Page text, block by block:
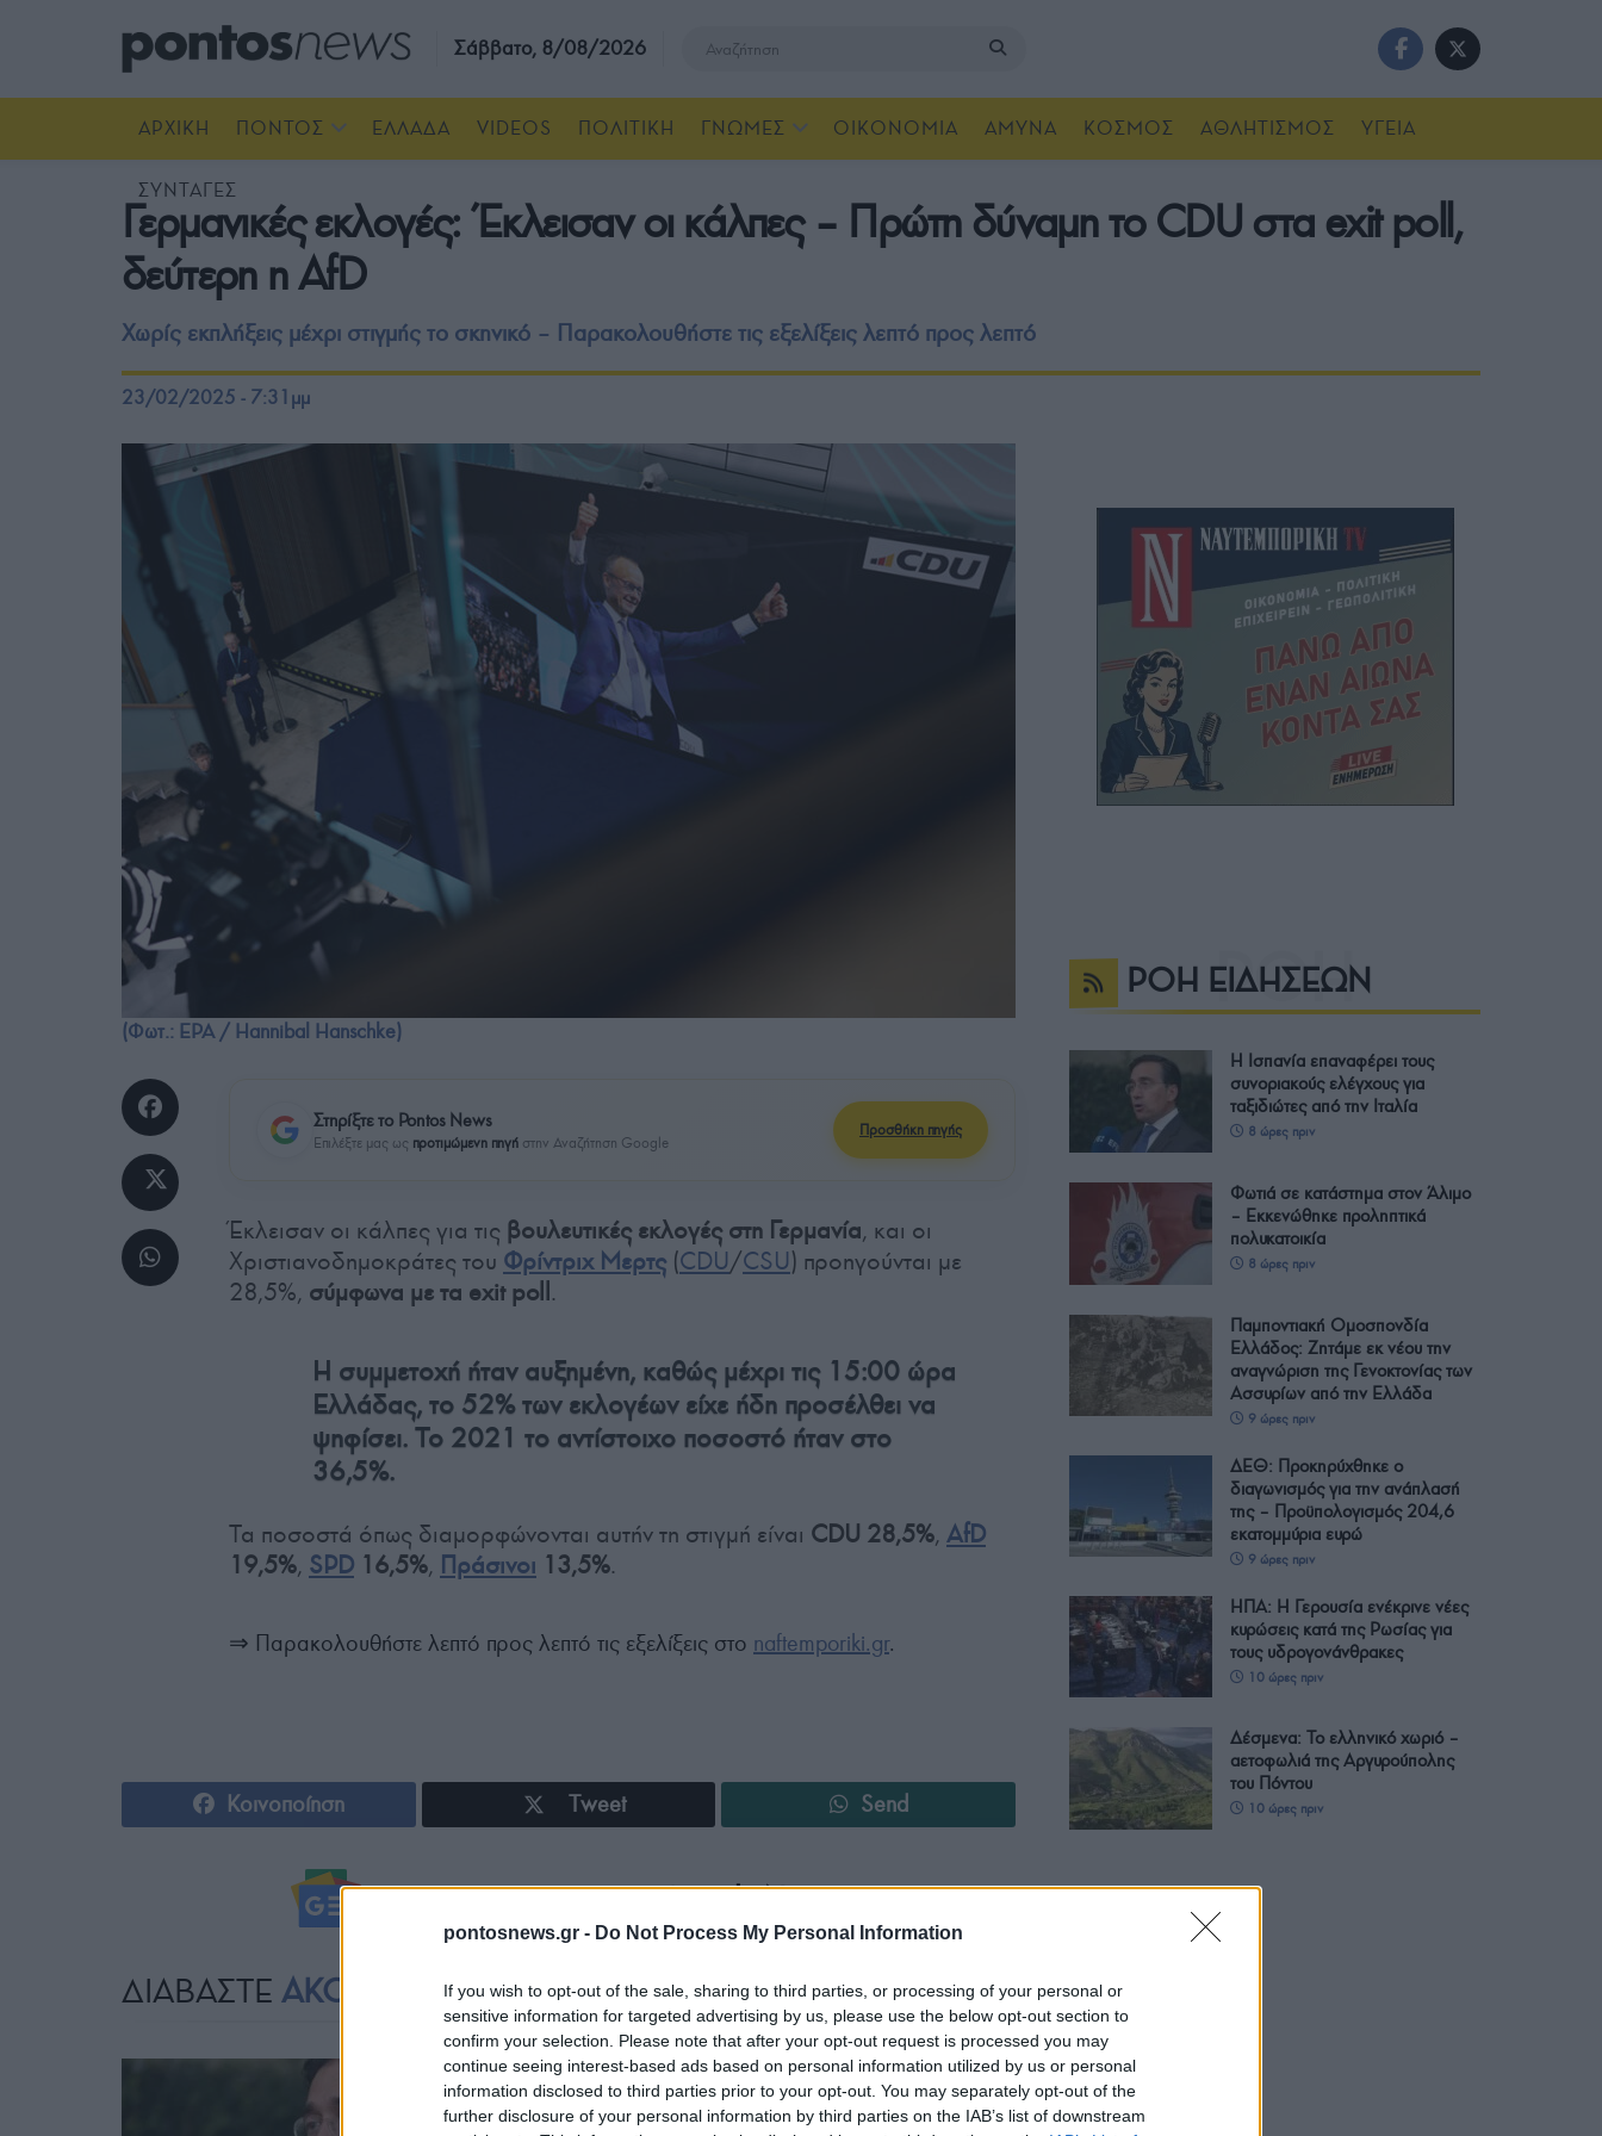
pontosnews.gr - Do Not Process My Personal Information
If you wish to opt-out of the sale, sharing to third parties, or processing of your personal or
sensitive information for targeted advertising by us, please use the below opt-out section to
confirm your selection. Please note that after your opt-out request is processed you may
continue seeing interest-based ads based on personal information utilized by us or personal
information disclosed to third parties prior to your opt-out. You may separately opt-out of the
further disclosure of your personal information by third parties on the IAB’s list of downstream
Σάββατο, 8/08/2026
ΑΡΧΙΚΗ ΠΟΝΤΟΣ ΕΛΛΑΔΑ VIDEOS ΠΟΛΙΤΙΚΗ ΓΝΩΜΕΣ ΟΙΚΟΝΟΜΙΑ ΑΜΥΝΑ ΚΟΣΜΟΣ ΑΘΛΗΤΙΣΜΟΣ ΥΓΕΙΑ
ΣΥΝΤΑΓΕΣ
Γερμανικές εκλογές: Έκλεισαν οι κάλπες – Πρώτη δύναμη το CDU στα exit poll,
δεύτερη η AfD
Χωρίς εκπλήξεις μέχρι στιγμής το σκηνικό – Παρακολουθήστε τις εξελίξεις λεπτό προς λεπτό
23/02/2025 - 7:31μμ
(Φωτ.: EPA / Hannibal Hanschke)
Στηρίξτε το Pontos News
Επιλέξτε μας ως προτιμώμενη πηγή στην Αναζήτηση Google
Προσθήκη πηγής
Έκλεισαν οι κάλπες για τις βουλευτικές εκλογές στη Γερμανία, και οι
Χριστιανοδημοκράτες του Φρίντριχ Μερτς (CDU/CSU) προηγούνται με
28,5%, σύμφωνα με τα exit poll .
Η συμμετοχή ήταν αυξημένη, καθώς μέχρι τις 15:00 ώρα
Ελλάδας, το 52% των εκλογέων είχε ήδη προσέλθει να
ψηφίσει. Το 2021 το αντίστοιχο ποσοστό ήταν στο
36,5%.
Τα ποσοστά όπως διαμορφώνονται αυτήν τη στιγμή είναι CDU 28,5%, AfD
19,5%, SPD 16,5%, Πράσινοι 13,5%.
⇒ Παρακολουθήστε λεπτό προς λεπτό τις εξελίξεις στο naftemporiki.gr.
Κοινοποίηση Tweet Send
Ακολουθήστε μας στοGoogle News
ΔΙΑΒΑΣΤΕ ΑΚΟΜΗ
ΡΟΗ ΕΙΔΗΣΕΩΝ
Η Ισπανία επαναφέρει τους
συνοριακούς ελέγχους για
ταξιδιώτες από την Ιταλία
8 ώρες πριν
Φωτιά σε κατάστημα στον Άλιμο
– Εκκενώθηκε προληπτικά
πολυκατοικία
8 ώρες πριν
Παμποντιακή Ομοσπονδία
Ελλάδος: Ζητάμε εκ νέου την
αναγνώριση της Γενοκτονίας των
Ασσυρίων από την Ελλάδα
9 ώρες πριν
ΔΕΘ: Προκηρύχθηκε ο
διαγωνισμός για την ανάπλασή
της – Προϋπολογισμός 204,6
εκατομμύρια ευρώ
9 ώρες πριν
ΗΠΑ: Η Γερουσία ενέκρινε νέες
κυρώσεις κατά της Ρωσίας για
τους υδρογονάνθρακες
10 ώρες πριν
Δέσμενα: Το ελληνικό χωριό –
αετοφωλιά της Αργυρούπολης
του Πόντου
10 ώρες πριν